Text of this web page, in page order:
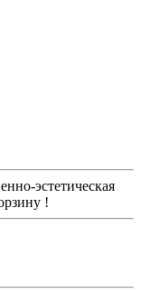
эстетическая
!